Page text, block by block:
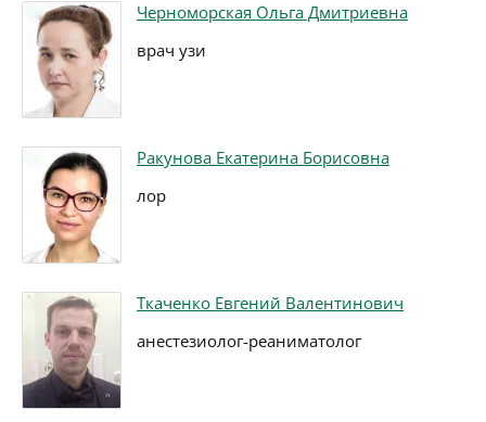
Черноморская Ольга Дмитриевна
врач узи
Ракунова Екатерина Борисовна
лор
Ткаченко Евгений Валентинович
анестезиолог-реаниматолог